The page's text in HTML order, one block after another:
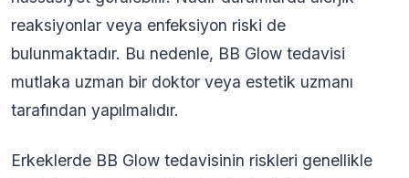
reaksiyonlar veya enfeksiyon riski de
bulunmaktadır. Bu nedenle, BB Glow tedavisi
mutlaka uzman bir doktor veya estetik uzmanı
tarafından yapılmalıdır.
Erkeklerde BB Glow tedavisinin riskleri genellikle